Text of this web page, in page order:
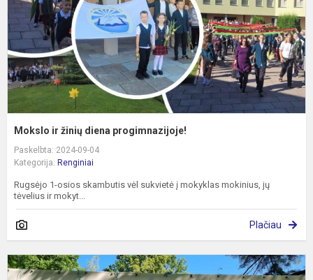
Mokslo ir žinių diena progimnazijoje!
Paskelbta: 2024-09-04
Kategorija: Renginiai
Rugsėjo 1-osios skambutis vėl sukvietė į mokyklas mokinius, jų
tėvelius ir mokyt...
Plačiau